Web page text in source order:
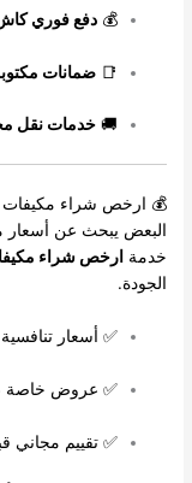
💰دفع فوري
📑ضمانات
🚚خدمات نقل
💰 ارخص شراء مكيفات
البعض يبحث عن أسعار
خدمة ارخص شراء
الجودة.
✅ أسعار
✅ عروض خاصة
✅ تقييم مجاني